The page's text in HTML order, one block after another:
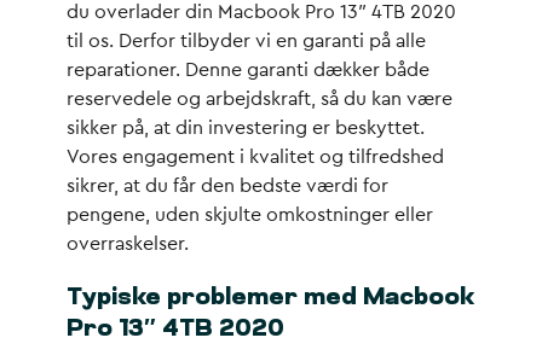
du overlader din Macbook Pro 13″ 4TB 2020
til os. Derfor tilbyder vi en garanti på alle
reparationer. Denne garanti dækker både
reservedele og arbejdskraft, så du kan være
sikker på, at din investering er beskyttet.
Vores engagement i kvalitet og tilfredshed
sikrer, at du får den bedste værdi for
pengene, uden skjulte omkostninger eller
overraskelser.
Typiske problemer med Macbook
Pro 13″ 4TB 2020